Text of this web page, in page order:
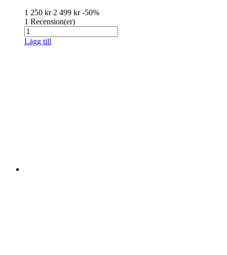
1 250 kr 2 499 kr-50%
1 Recension(er)
Lägg till